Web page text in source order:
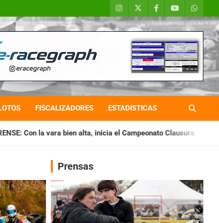
FISCALIZADORES ESTADISTICAS
inicia el Campeonato Clausura BARILOCHENSE:
Prensas